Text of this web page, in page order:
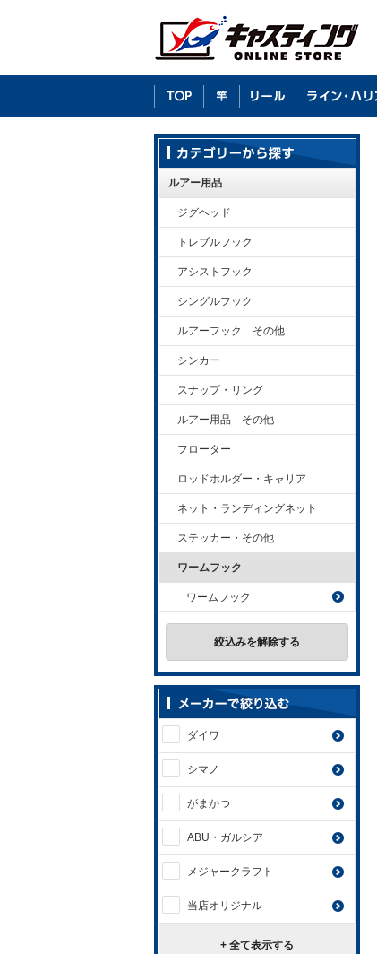
ルアー用品
ジグヘッド
トレブルフック
アシストフック
シングルフック
ルアーフック その他
シンカー
スナップ・リング
ルアー用品 その他
フローター
ロッドホルダー・キャリア
ネット・ランディングネット
ステッカー・その他
ワームフック
ワームフック
絞込みを解除する
ダイワ
シマノ
がまかつ
ABU・ガルシア
メジャークラフト
当店オリジナル
+ 全て表示する